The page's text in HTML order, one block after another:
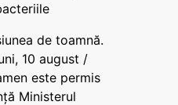
de toamnă.
10 august /
este permis
Ministerul